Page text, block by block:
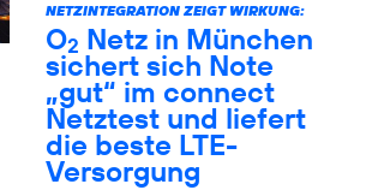
NETZINTEGRATION ZEIGT WIRKUNG:
O2 Netz in München
sichert sich Note
„gut“ im connect
Netztest und liefert
die beste LTE-
Versorgung